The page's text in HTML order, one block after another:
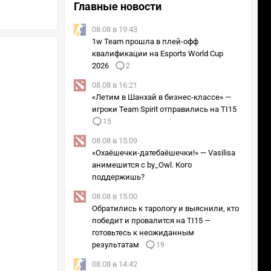
Главные новости
08.08 в 19:43
1w Team прошла в плей-офф
квалификации на Esports World Cup
2026
2
08.08 в 16:21
«Летим в Шанхай в бизнес-классе» —
игроки Team Spirit отправились на TI15
15
08.08 в 15:09
«Охаёшечки-датебаёшечки!» — Vasilisa
анимешится с by_Owl. Кого
поддержишь?
08.08 в 15:00
Обратились к тарологу и выяснили, кто
победит и провалится на TI15 —
готовьтесь к неожиданным
результатам
19
08.08 в 14:42